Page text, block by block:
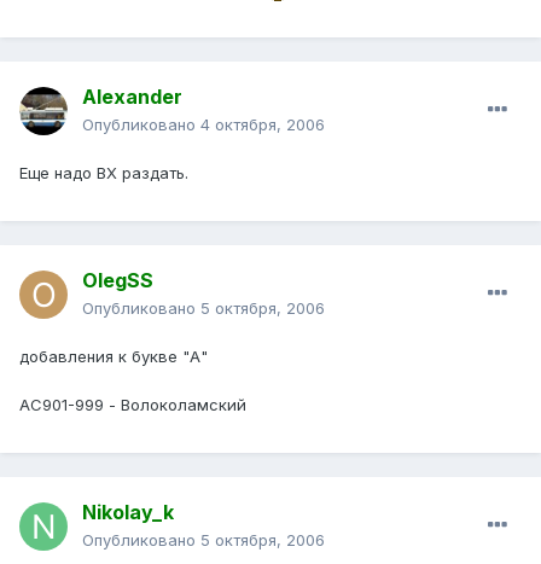
Alexander
Опубликовано 4 октября, 2006
Еще надо ВХ раздать.
OlegSS
Опубликовано 5 октября, 2006
добавления к букве "А"
АС901-999 - Волоколамский
Nikolay_k
Опубликовано 5 октября, 2006